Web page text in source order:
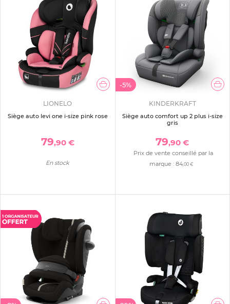
LIONELO
Siège auto levi one i-size pink rose
79,90 €
En stock
-5%
KINDERKRAFT
Siège auto comfort up 2 plus i-size
gris
79,90 €
Prix de vente conseillé par la
marque : 84,00 €